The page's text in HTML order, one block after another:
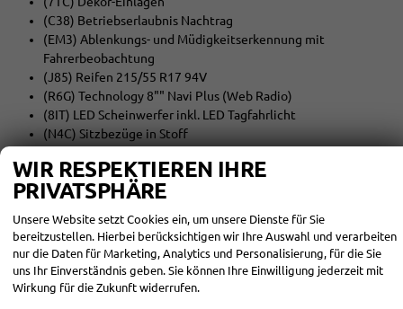
(C38) Betriebserlaubnis Nachtrag
(EM3) Ablenkungs- und Müdigkeitserkennung mit
Fahrerbeobachtung
(J85) Reifen 215/55 R17 94V
(R6G) Technology 8"" Navi Plus (Web Radio)
(8IT) LED Scheinwerfer inkl. LED Tagfahrlicht
(N4C) Sitzbezüge in Stoff
Heizung und Schaltwippen für das DSG
(3S2) Dachreling, schwarz
(8K3) Tagesfahrlicht mit Assistenzfahrlicht und Coming-
Leavinghome Funktion manuell
(8WB) Nebelscheinwerfer
WIR RESPEKTIEREN IHRE
PRIVATSPHÄRE
Unsere Website setzt Cookies ein, um unsere Dienste für Sie
bereitzustellen. Hierbei berücksichtigen wir Ihre Auswahl und verarbeiten
nur die Daten für Marketing, Analytics und Personalisierung, für die Sie
uns Ihr Einverständnis geben. Sie können Ihre Einwilligung jederzeit mit
Wirkung für die Zukunft widerrufen.